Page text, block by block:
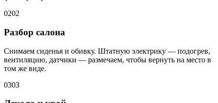
0202
Разбор салона
Снимаем сиденья и обивку. Штатную электрику — подогрев,
вентиляцию, датчики — размечаем, чтобы вернуть на место в
том же виде.
0303